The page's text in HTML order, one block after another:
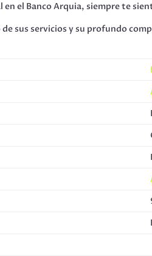
el Banco Arquia, siempre te
sus servicios y su profundo